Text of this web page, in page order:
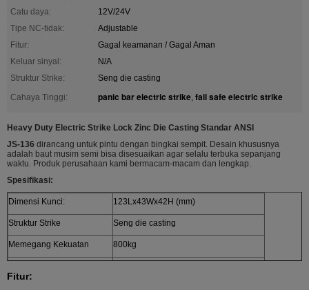
Catu daya:
12V/24V
Tipe NC-tidak:
Adjustable
Fitur:
Gagal keamanan / Gagal Aman
Keluar sinyal:
N/A
Struktur Strike:
Seng die casting
Cahaya Tinggi:
panic bar electric strike, fail safe electric strike
Heavy Duty Electric Strike Lock Zinc Die Casting Standar ANSI
JS-136 dirancang untuk pintu dengan bingkai sempit. Desain khususnya
adalah baut musim semi bisa disesuaikan agar selalu terbuka sepanjang
waktu. Produk perusahaan kami bermacam-macam dan lengkap.
Spesifikasi:
Dimensi Kunci: 123Lx43Wx42H (mm)
Struktur Strike Seng die casting
Memegang Kekuatan 800kg
Fitur: